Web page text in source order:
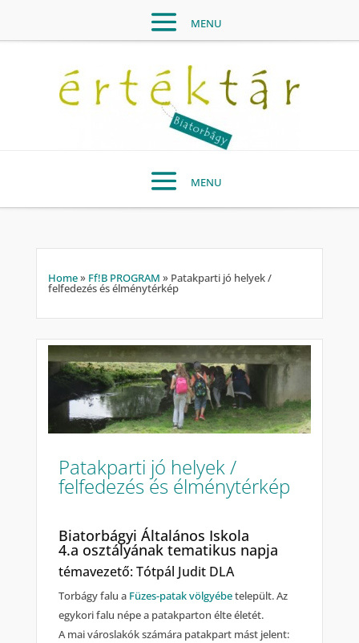
Home» Ff!B PROGRAM » Patakparti jó helyek /
felfedezés és élménytérkép
Patakparti jó helyek /
felfedezés és élménytérkép
Biatorbágyi Általános Iskola
4.a osztályának tematikus napja
témavezető: Tótpál Judit DLA
Torbágy falu a Füzes-patak völgyébetelepült. Az
egykori falu népe a patakparton élte életét.
A mai városlakók számára patakpart mást jelent: